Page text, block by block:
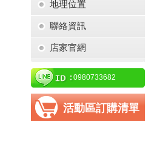
地理位置
聯絡資訊
店家官網
0980733682
活動區訂購清單